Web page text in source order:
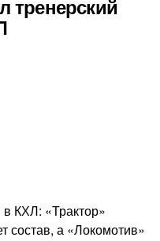
тренерский
КХЛ: «Трактор»
состав, а «Локомотив»